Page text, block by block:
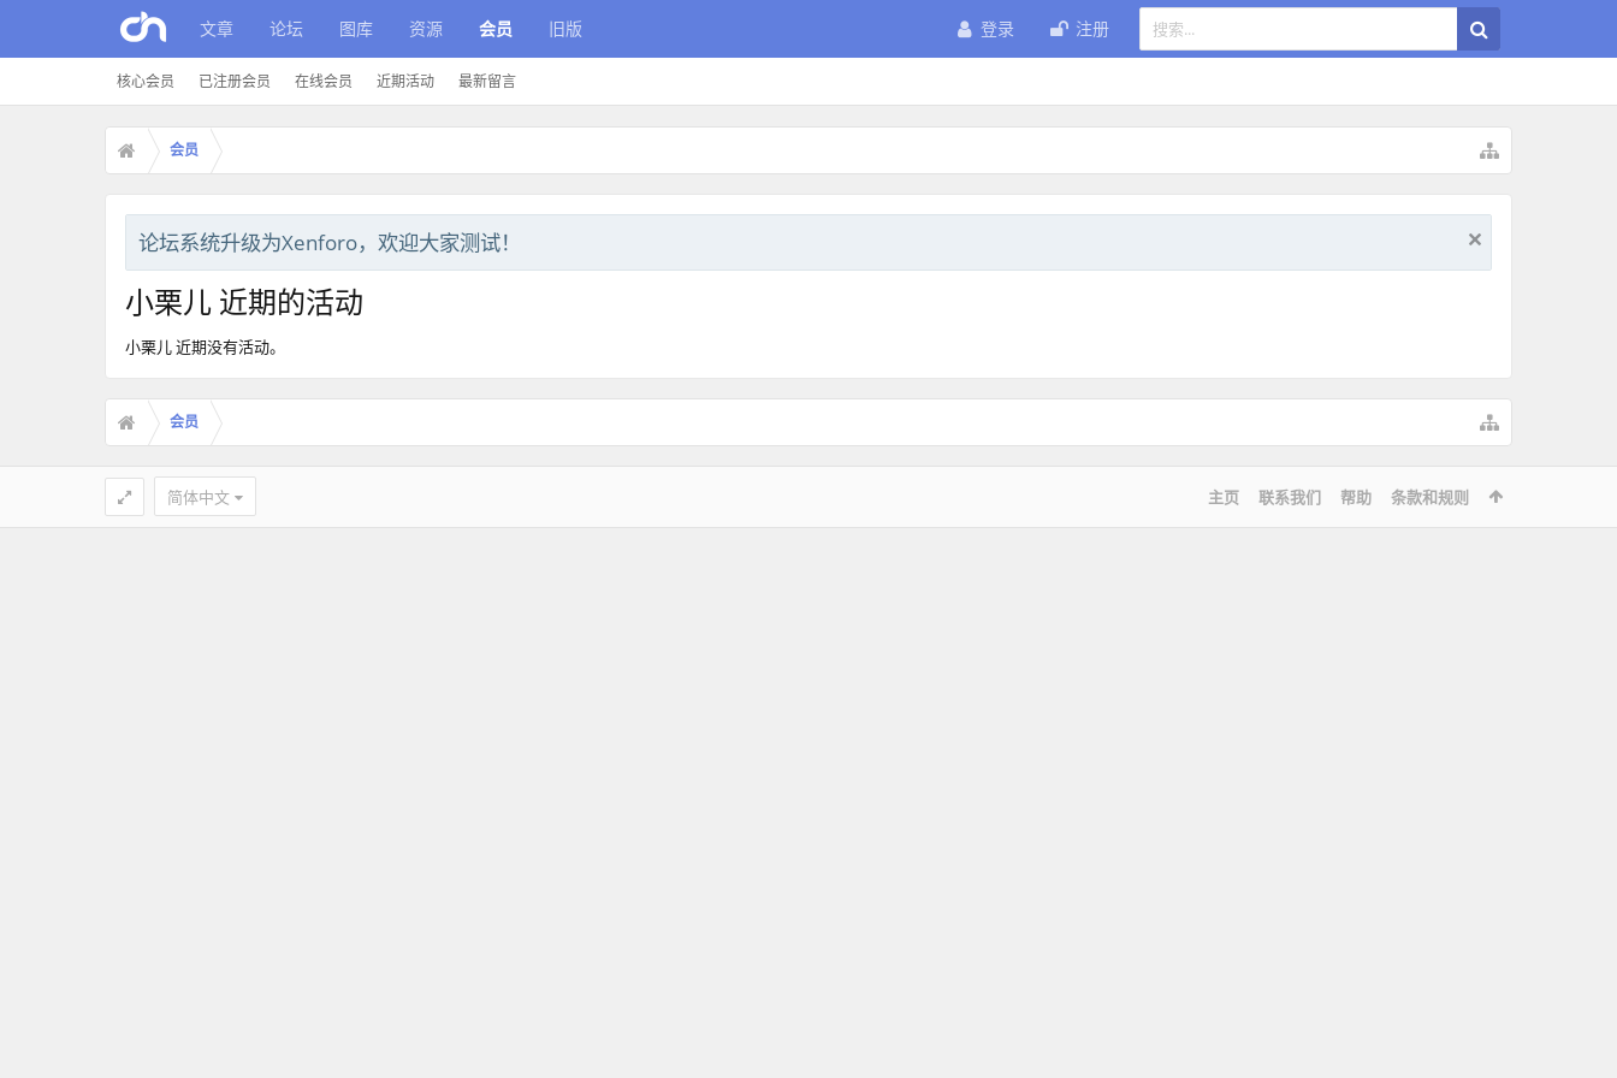
文章 论坛 图库 资源 会员
核心会员 已注册会员 在线会员 近期活动 最新留言
旧版 登录 注册
会员
论坛系统升级为Xenforo，欢迎大家测试！
小栗儿 近期的活动
小栗儿 近期没有活动。
会员
简体中文 主页 联系我们 帮助 条款和规则